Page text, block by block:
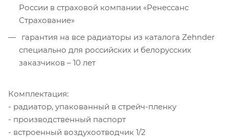
России в страховой компании «Ренессанс
Страхование»
гарантия на все радиаторы из каталога Zehnder
специально для российских и белорусских
заказчиков – 10 лет
Комплектация:
- радиатор, упакованный в стрейч-пленку
- производственный паспорт
- встроенный воздухоотводчик 1/2